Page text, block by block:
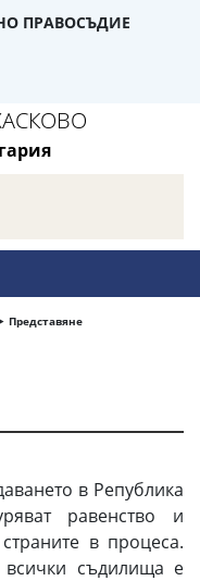
ПРАВОСЪДИЕ
Представяне
в Република
равенство и
в процеса.
всички съдилища е